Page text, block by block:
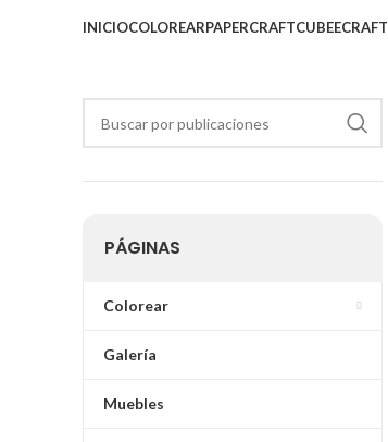
INICIOCOLOREARPAPERCRAFTCUBEECRAFT
PÁGINAS
Colorear
Galería
Muebles